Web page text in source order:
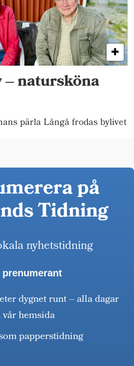
– natursköna
pärla Långå frodas bylivet
på
Tidning
nyhetstidning
dygnet runt – alla dagar
hemsida
papperstidning